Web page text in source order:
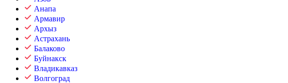
Анапа
Армавир
Архыз
Астрахань
Балаково
Буйнакск
Владикавказ
Волгоград